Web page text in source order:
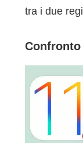
tra i due